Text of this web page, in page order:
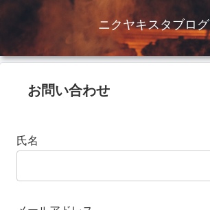
ニクヤキスタブログ
お問い合わせ
氏名